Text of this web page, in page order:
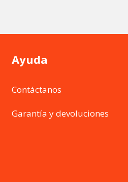
Ayuda
Contáctanos
Garantía y devoluciones